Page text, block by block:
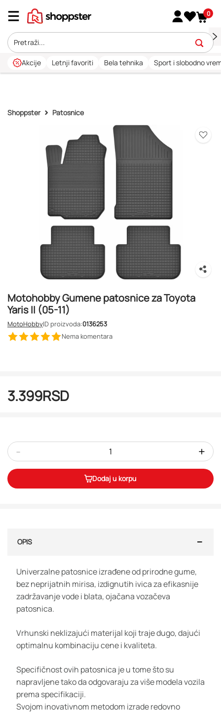
0
Akcije Letnji favoriti Bela tehnika Sport i slobodno
Shoppster Patosnice
Motohobby Gumene patosnice za Toyota
Yaris II (05-11)
MotoHobbyID proizvoda:0136253
Nema komentara
3.399RSD
- +
Dodaj u korpu
OPIS
Univerzalne patosnice izrađene od prirodne gume,
bez neprijatnih mirisa, izdignutih ivica za efikasnije
zadržavanje vode i blata, ojačana vozačeva
patosnica.
Vrhunski neklizajući materijal koji traje dugo, dajući
optimalnu kombinaciju cene i kvaliteta.
Specifičnost ovih patosnica je u tome što su
napravljene tako da odgovaraju za više modela vozila
prema specifikaciji.
Svojom inovativnom metodom izrade redovno